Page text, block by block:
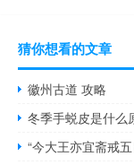
猜你想看的文章
徽州古道 攻略
冬季手蜕皮是什么
“今大王亦宜斋戒